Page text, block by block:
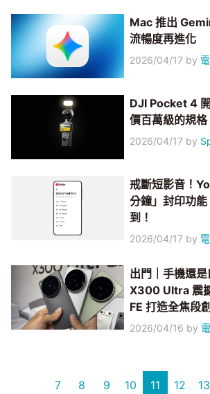
Mac 推出
流暢度再進化
2026/04/17 by
DJI Pocket 4
價百萬級的規
2026/04/17 by
戒斷短影音！
分鐘」封印功
到！
2026/04/17 by
出門｜手機還
X300 Ultra 震
FE 打造全焦段
2026/04/16 by
7 8 9 10 11 12 13